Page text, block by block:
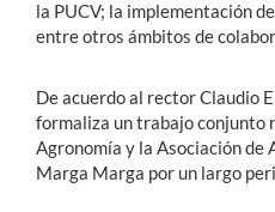
la PUCV; la implementación
entre otros ámbitos de
De acuerdo al rector Claudio
formaliza un trabajo conjunto
Agronomía y la Asociación
Marga Marga por un largo